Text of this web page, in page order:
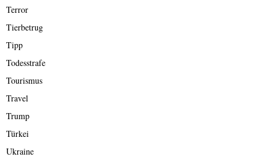
Terror
Tierbetrug
Tipp
Todesstrafe
Tourismus
Travel
Trump
Türkei
Ukraine